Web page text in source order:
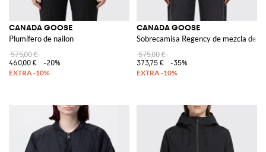
CANADA GOOSE
Plumífero de nailon
575,00 €
460,00 €
-20%
CANADA GOOSE
Sobrecamisa Regency de mezcla de
575,00 €
373,75 €
-35%